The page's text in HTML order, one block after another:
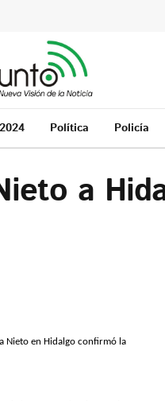
Política Policía
a
Nieto en Hidalgo confirmó la